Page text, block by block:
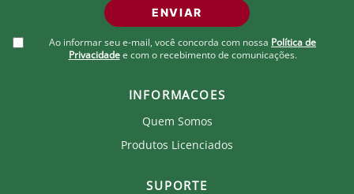
ENVIAR
Ao informar seu e-mail, você concorda com nossa Política de
Privacidade e com o recebimento de comunicações.
INFORMACOES
Quem Somos
Produtos Licenciados
SUPORTE